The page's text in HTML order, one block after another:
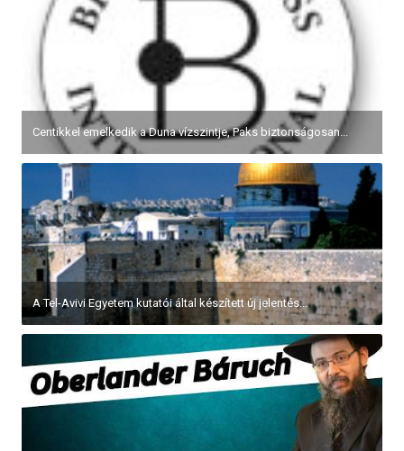
Centikkel emelkedik a Duna vízszintje, Paks biztonságosan...
A Tel-Avivi Egyetem kutatói által készített új jelentés...